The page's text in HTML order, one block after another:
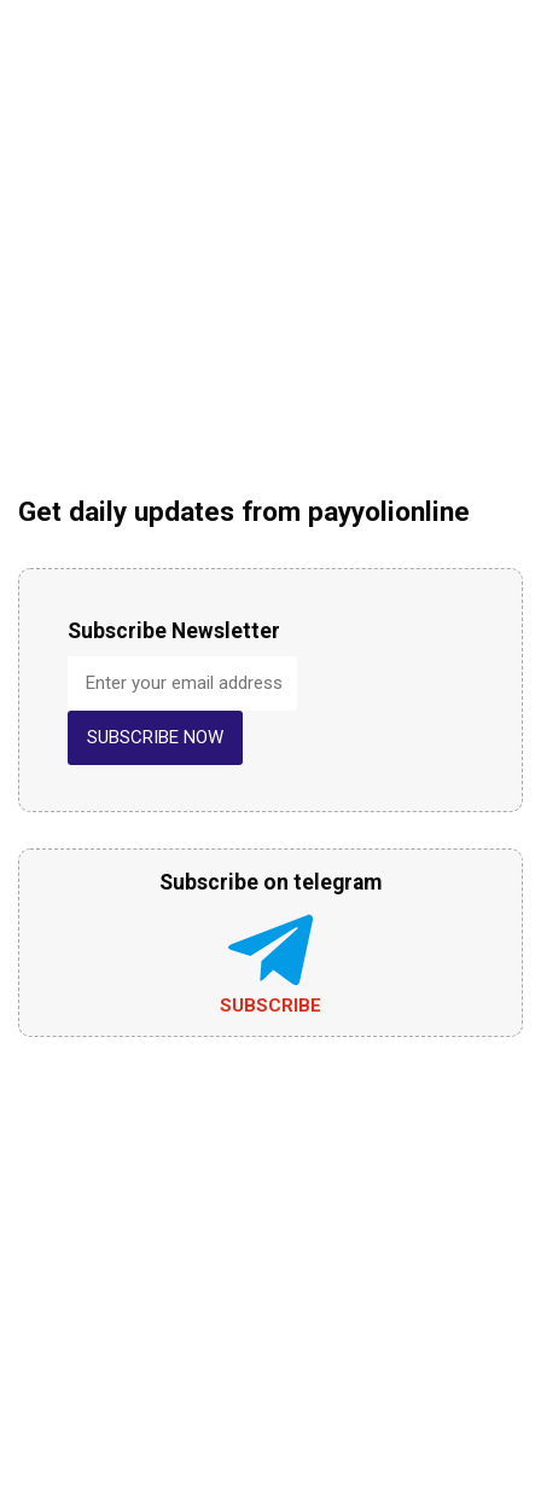
Get daily updates from payyolionline
Subscribe Newsletter
SUBSCRIBE NOW
Subscribe on telegram
SUBSCRIBE